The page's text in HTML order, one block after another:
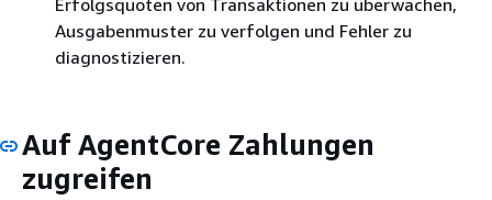
Erfolgsquoten von Transaktionen zu überwachen,
Ausgabenmuster zu verfolgen und Fehler zu
diagnostizieren.
Auf AgentCore Zahlungen
zugreifen